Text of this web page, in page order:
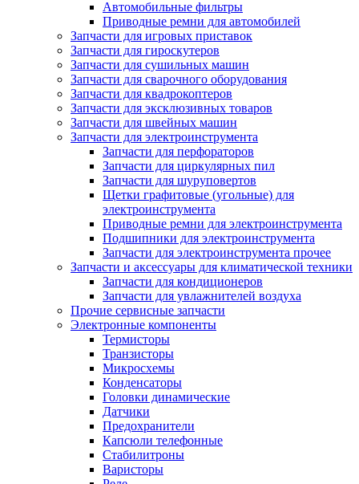
Автомобильные фильтры
Приводные ремни для автомобилей
Запчасти для игровых приставок
Запчасти для гироскутеров
Запчасти для сушильных машин
Запчасти для сварочного оборудования
Запчасти для квадрокоптеров
Запчасти для эксклюзивных товаров
Запчасти для швейных машин
Запчасти для электроинструмента
Запчасти для перфораторов
Запчасти для циркулярных пил
Запчасти для шуруповертов
Щетки графитовые (угольные) для
электроинструмента
Приводные ремни для электроинструмента
Подшипники для электроинструмента
Запчасти для электроинструмента прочее
Запчасти и аксессуары для климатической техники
Запчасти для кондиционеров
Запчасти для увлажнителей воздуха
Прочие сервисные запчасти
Электронные компоненты
Термисторы
Транзисторы
Микросхемы
Конденсаторы
Головки динамические
Датчики
Предохранители
Капсюли телефонные
Стабилитроны
Варисторы